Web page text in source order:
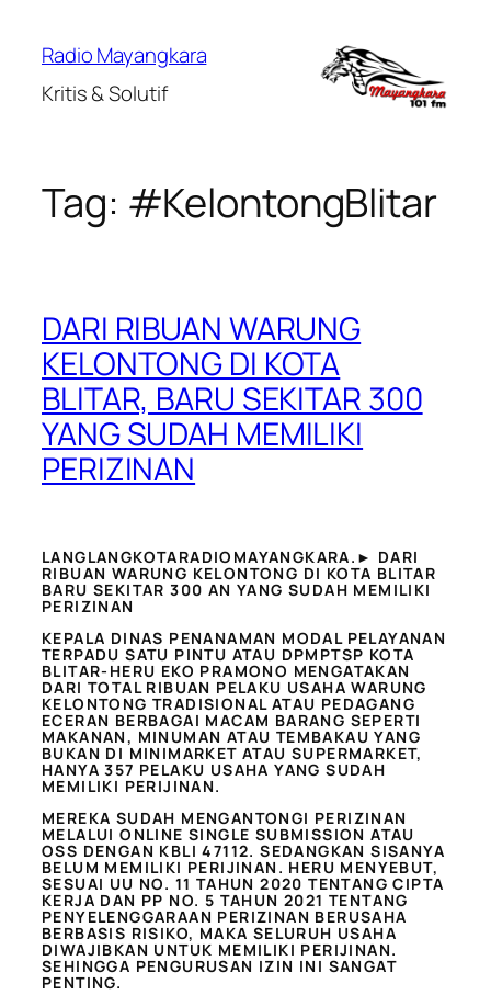
Radio Mayangkara
Kritis & Solutif
Tag: #KelontongBlitar
DARI RIBUAN WARUNG
KELONTONG DI KOTA
BLITAR, BARU SEKITAR 300
YANG SUDAH MEMILIKI
PERIZINAN
LANGLANGKOTARADIOMAYANGKARA.► DARI
RIBUAN WARUNG KELONTONG DI KOTA BLITAR
BARU SEKITAR 300 AN YANG SUDAH MEMILIKI
PERIZINAN
KEPALA DINAS PENANAMAN MODAL PELAYANAN
TERPADU SATU PINTU ATAU DPMPTSP KOTA
BLITAR-HERU EKO PRAMONO MENGATAKAN
DARI TOTAL RIBUAN PELAKU USAHA WARUNG
KELONTONG TRADISIONAL ATAU PEDAGANG
ECERAN BERBAGAI MACAM BARANG SEPERTI
MAKANAN, MINUMAN ATAU TEMBAKAU YANG
BUKAN DI MINIMARKET ATAU SUPERMARKET,
HANYA 357 PELAKU USAHA YANG SUDAH
MEMILIKI PERIJINAN.
MEREKA SUDAH MENGANTONGI PERIZINAN
MELALUI ONLINE SINGLE SUBMISSION ATAU
OSS DENGAN KBLI 47112. SEDANGKAN SISANYA
BELUM MEMILIKI PERIJINAN. HERU MENYEBUT,
SESUAI UU NO. 11 TAHUN 2020 TENTANG CIPTA
KERJA DAN PP NO. 5 TAHUN 2021 TENTANG
PENYELENGGARAAN PERIZINAN BERUSAHA
BERBASIS RISIKO, MAKA SELURUH USAHA
DIWAJIBKAN UNTUK MEMILIKI PERIJINAN.
SEHINGGA PENGURUSAN IZIN INI SANGAT
PENTING.